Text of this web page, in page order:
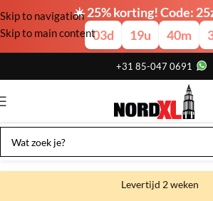
☀️ 25% korting! Code:
03d 19u 40m
Skip to navigation
Skip to main content
+31 85-047 0691
Levertijd 2 weken